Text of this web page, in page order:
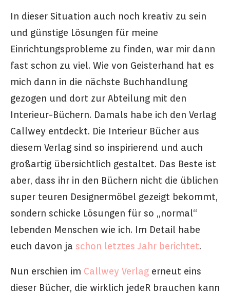
In dieser Situation auch noch kreativ zu sein
und günstige Lösungen für meine
Einrichtungsprobleme zu finden, war mir dann
fast schon zu viel. Wie von Geisterhand hat es
mich dann in die nächste Buchhandlung
gezogen und dort zur Abteilung mit den
Interieur-Büchern. Damals habe ich den Verlag
Callwey entdeckt. Die Interieur Bücher aus
diesem Verlag sind so inspirierend und auch
großartig übersichtlich gestaltet. Das Beste ist
aber, dass ihr in den Büchern nicht die üblichen
super teuren Designermöbel gezeigt bekommt,
sondern schicke Lösungen für so „normal“
lebenden Menschen wie ich. Im Detail habe
euch davon ja schon letztes Jahr berichtet.
Nun erschien im Callwey Verlag erneut eins
dieser Bücher, die wirklich jedeR brauchen kann